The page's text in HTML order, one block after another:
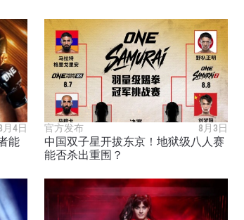
月4日
能
官方发布 8月3日
中国双子星开拔东京！地狱级八人赛
能否杀出重围？